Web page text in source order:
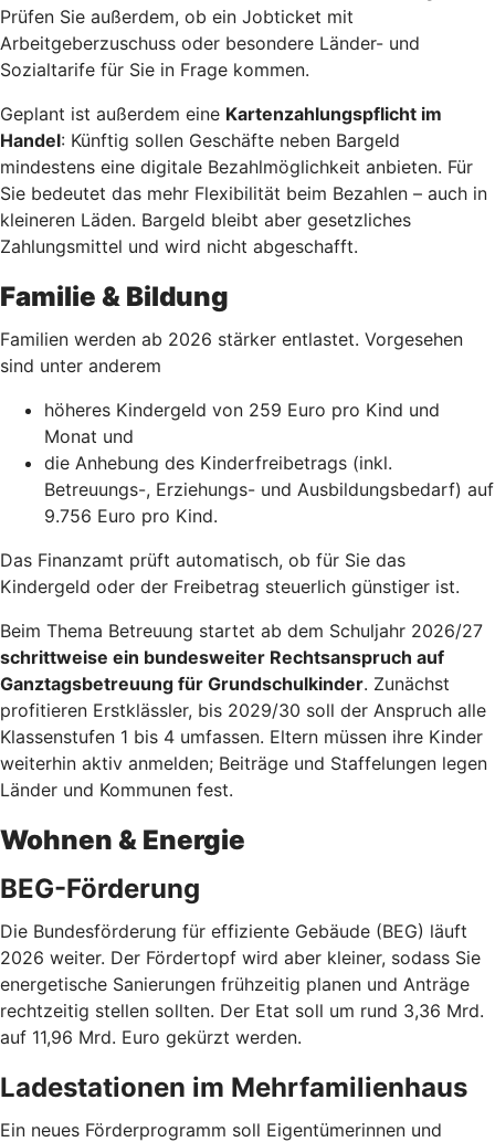
Prüfen Sie außerdem, ob ein Jobticket mit
Arbeitgeberzuschuss oder besondere Länder- und
Sozialtarife für Sie in Frage kommen.
Geplant ist außerdem eine Kartenzahlungspflicht im
Handel: Künftig sollen Geschäfte neben Bargeld
mindestens eine digitale Bezahlmöglichkeit anbieten. Für
Sie bedeutet das mehr Flexibilität beim Bezahlen – auch in
kleineren Läden. Bargeld bleibt aber gesetzliches
Zahlungsmittel und wird nicht abgeschafft.
Familie & Bildung
Familien werden ab 2026 stärker entlastet. Vorgesehen
sind unter anderem
höheres Kindergeld von 259 Euro pro Kind und
Monat und
die Anhebung des Kinderfreibetrags (inkl.
Betreuungs-, Erziehungs- und Ausbildungsbedarf) auf
9.756 Euro pro Kind.
Das Finanzamt prüft automatisch, ob für Sie das
Kindergeld oder der Freibetrag steuerlich günstiger ist.
Beim Thema Betreuung startet ab dem Schuljahr 2026/27
schrittweise ein bundesweiter Rechtsanspruch auf
Ganztagsbetreuung für Grundschulkinder. Zunächst
profitieren Erstklässler, bis 2029/30 soll der Anspruch alle
Klassenstufen 1 bis 4 umfassen. Eltern müssen ihre Kinder
weiterhin aktiv anmelden; Beiträge und Staffelungen legen
Länder und Kommunen fest.
Wohnen & Energie
BEG-Förderung
Die Bundesförderung für effiziente Gebäude (BEG) läuft
2026 weiter. Der Fördertopf wird aber kleiner, sodass Sie
energetische Sanierungen frühzeitig planen und Anträge
rechtzeitig stellen sollten. Der Etat soll um rund 3,36 Mrd.
auf 11,96 Mrd. Euro gekürzt werden.
Ladestationen im Mehrfamilienhaus
Ein neues Förderprogramm soll Eigentümerinnen und